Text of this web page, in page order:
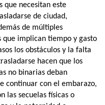
que necesitan este
de ciudad,
de múltiples
que implican tiempo y gasto
los obstáculos y la falta
hacen que los
no binarias deban
continuar con el embarazo,
las secuelas físicas o